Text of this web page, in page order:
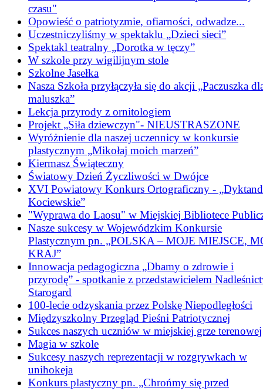
czasu"
Opowieść o patriotyzmie, ofiarności, odwadze...
Uczestniczyliśmy w spektaklu „Dzieci sieci”
Spektakl teatralny „Dorotka w tęczy”
W szkole przy wigilijnym stole
Szkolne Jasełka
Nasza Szkoła przyłączyła się do akcji „Paczuszka
maluszka”
Lekcja przyrody z ornitologiem
Projekt „Siła dziewczyn"- NIEUSTRASZONE
Wyróżnienie dla naszej uczennicy w konkursie
plastycznym „Mikołaj moich marzeń”
Kiermasz Świąteczny
Światowy Dzień Życzliwości w Dwójce
XVI Powiatowy Konkurs Ortograficzny -
Kociewskie”
"Wyprawa do Laosu" w Miejskiej Bibliotece
Nasze sukcesy w Wojewódzkim Konkursie
Plastycznym pn. „POLSKA – MOJE MIEJSCE,
KRAJ”
Innowacja pedagogiczna „Dbamy o zdrowie i
przyrodę” - spotkanie z przedstawicielem
Starogard
100-lecie odzyskania przez Polskę Niepodległości
Międzyszkolny Przegląd Pieśni Patriotycznej
Sukces naszych uczniów w miejskiej grze terenowej
Magia w szkole
Sukcesy naszych reprezentacji w rozgrywkach w
unihokeja
Konkurs plastyczny pn. „Chrońmy się przed